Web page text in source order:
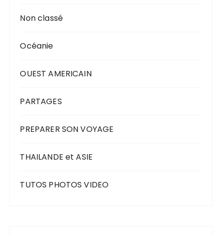
Non classé
Océanie
OUEST AMERICAIN
PARTAGES
PREPARER SON VOYAGE
THAILANDE et ASIE
TUTOS PHOTOS VIDEO